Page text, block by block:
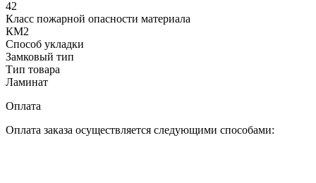
42
Класс пожарной опасности материала
КМ2
Способ укладки
Замковый тип
Тип товара
Ламинат
Оплата
Оплата заказа осуществляется следующими способами: